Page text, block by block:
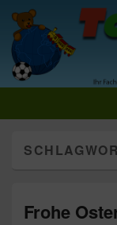
Toys
Ihr Fachhändler für
Frohe